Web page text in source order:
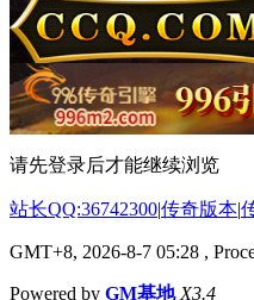
请先登录后才能继续浏览
站长QQ:36742300|传奇版本|
GMT+8, 2026-8-7 05:28 ,
Powered by GM基地 X3.4